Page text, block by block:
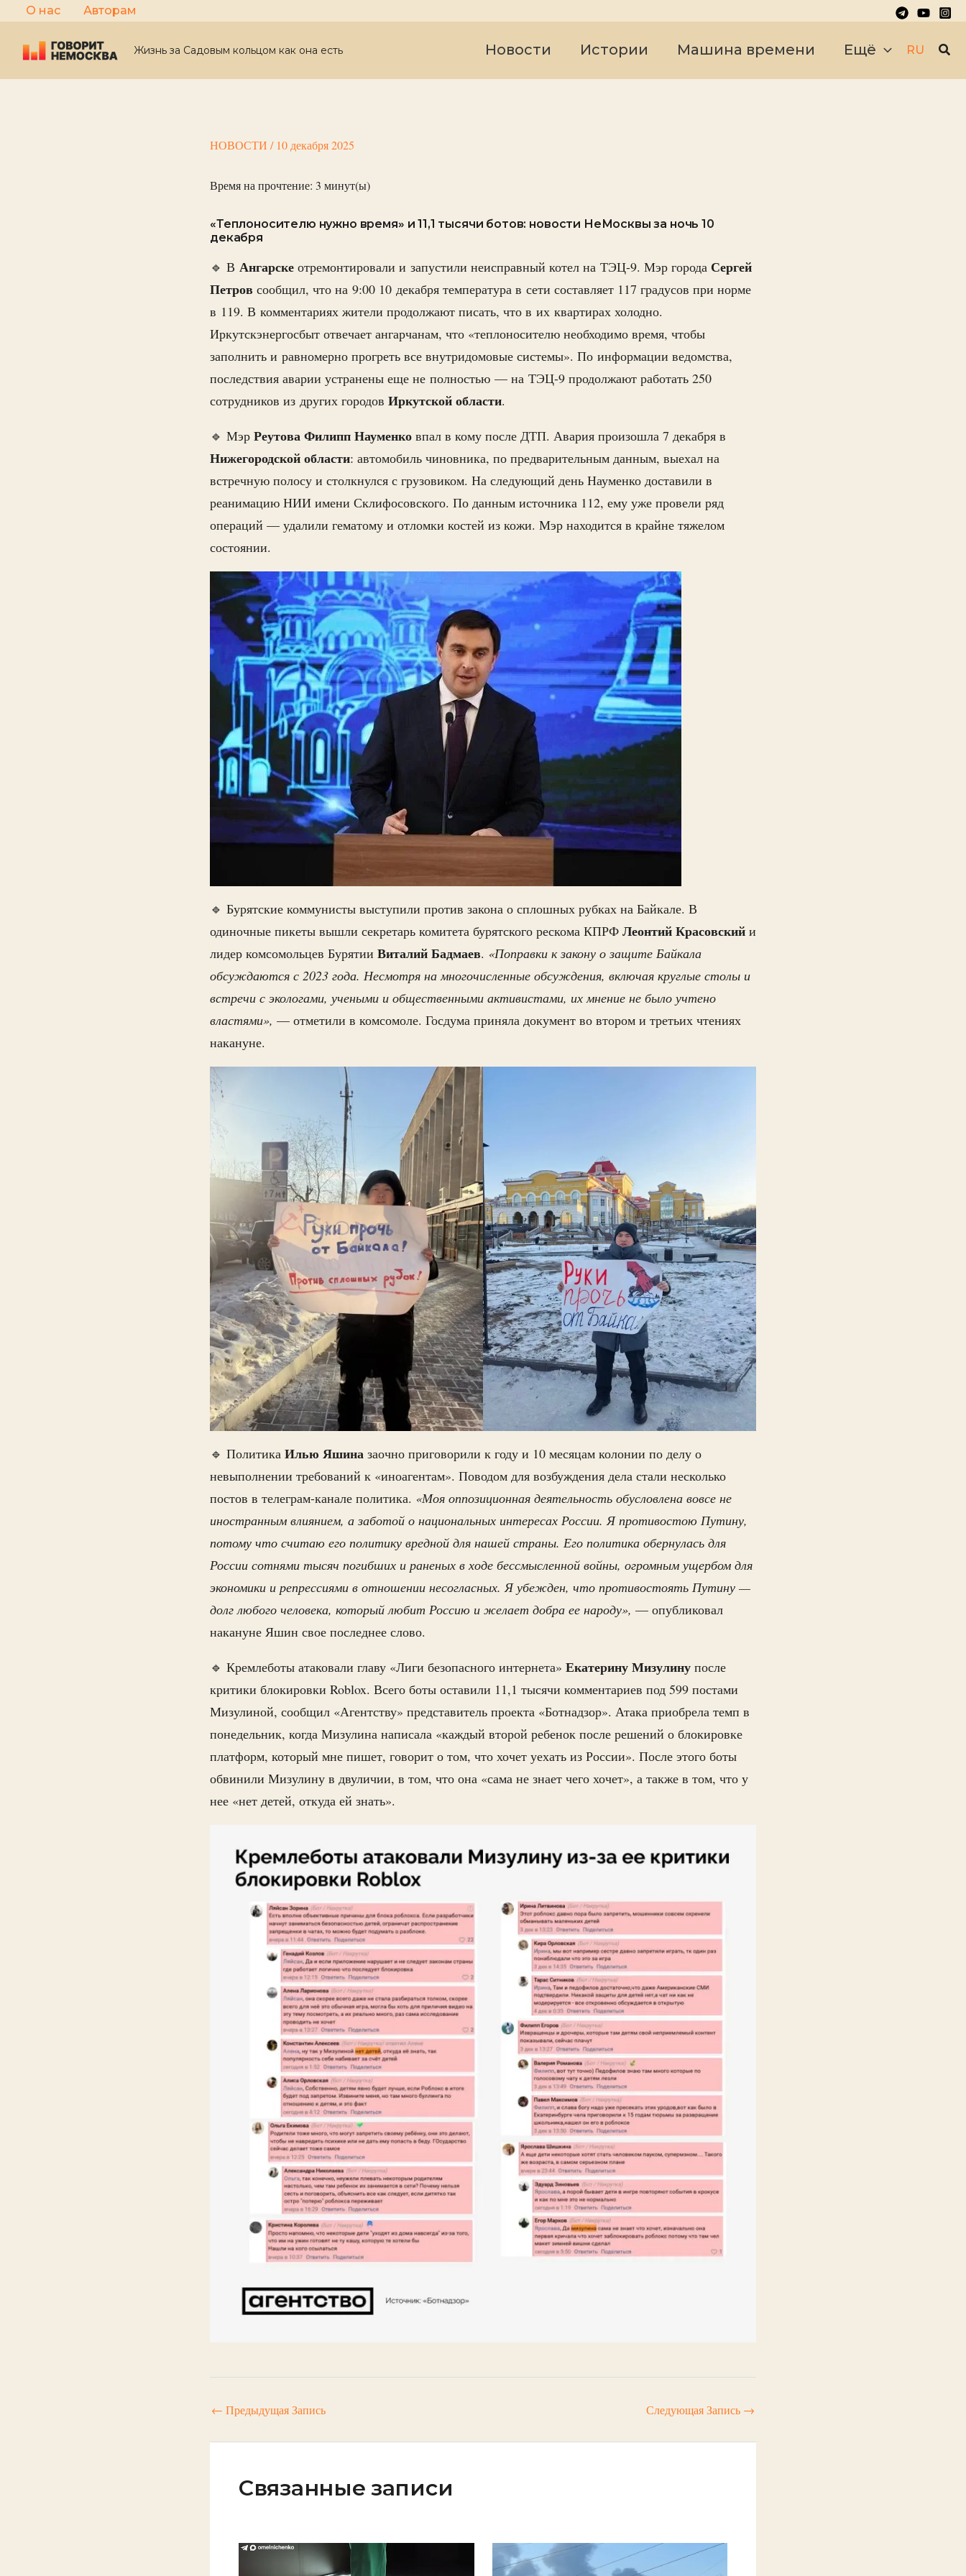
Перейти
к
содержимому
О нас Авторам
Жизнь за Садовым кольцом как она есть Новости Истории Машина времени Ещё RU
НОВОСТИ / 10 декабря 2025
Время на прочтение: 3 минут(ы)
«Теплоносителю нужно время» и 11,1 тысячи ботов: новости НеМосквы за ночь 10
декабря
🔹 В Ангарске отремонтировали и запустили неисправный котел на ТЭЦ-9. Мэр города Сергей
Петров сообщил, что на 9:00 10 декабря температура в сети составляет 117 градусов при норме
в 119. В комментариях жители продолжают писать, что в их квартирах холодно.
Иркутскэнергосбыт отвечает ангарчанам, что «теплоносителю необходимо время, чтобы
заполнить и равномерно прогреть все внутридомовые системы». По информации ведомства,
последствия аварии устранены еще не полностью — на ТЭЦ-9 продолжают работать 250
сотрудников из других городов Иркутскойобласти.
🔹 Мэр Реутова Филипп Науменко впал в кому после ДТП. Авария произошла 7 декабря в
Нижегородскойобласти: автомобиль чиновника, по предварительным данным, выехал на
встречную полосу и столкнулся с грузовиком. На следующий день Науменко доставили в
реанимацию НИИ имени Склифосовского. По данным источника 112, ему уже провели ряд
операций — удалили гематому и отломки костей из кожи. Мэр находится в крайне тяжелом
состоянии.
🔹 Бурятские коммунисты выступили против закона о сплошных рубках на Байкале. В
одиночные пикеты вышли секретарь комитета бурятского рескома КПРФ ЛеонтийКрасовский и
лидер комсомольцев Бурятии ВиталийБадмаев. «Поправки к закону о защите Байкала
обсуждаются с 2023 года. Несмотря на многочисленные обсуждения, включая круглые столы и
встречи с экологами, учеными и общественными активистами, их мнение не было учтено
властями», — отметили в комсомоле. Госдума приняла документ во втором и третьих чтениях
накануне.
🔹 Политика Илью Яшина заочно приговорили к году и 10 месяцам колонии по делу о
невыполнении требований к «иноагентам». Поводом для возбуждения дела стали несколько
постов в телеграм-канале политика. «Моя оппозиционная деятельность обусловлена вовсе не
иностранным влиянием, а заботой о национальных интересах России. Я противостою Путину,
потому что считаю его политику вредной для нашей страны. Его политика обернулась для
России сотнями тысяч погибших и раненых в ходе бессмысленной войны, огромным ущербом для
экономики и репрессиями в отношении несогласных. Я убежден, что противостоять Путину —
долг любого человека, который любит Россию и желает добра ее народу», — опубликовал
накануне Яшин свое последнее слово.
🔹 Кремлеботы атаковали главу «Лиги безопасного интернета» ЕкатеринуМизулину после
критики блокировки Roblox. Всего боты оставили 11,1 тысячи комментариев под 599 постами
Мизулиной, сообщил «Агентству» представитель проекта «Ботнадзор». Атака приобрела темп в
понедельник, когда Мизулина написала «каждый второй ребенок после решений о блокировке
платформ, который мне пишет, говорит о том, что хочет уехать из России». После этого боты
обвинили Мизулину в двуличии, в том, что она «сама не знает чего хочет», а также в том, что у
нее «нет детей, откуда ей знать».
← Предыдущая Запись Следующая Запись →
Связанные записи